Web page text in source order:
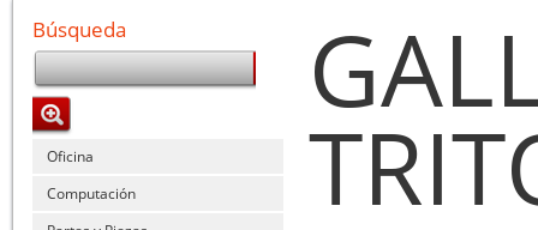
Búsqueda
Oficina
Computación